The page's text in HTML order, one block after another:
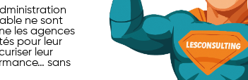
ne sont
les agences
pour leur
leur
sans